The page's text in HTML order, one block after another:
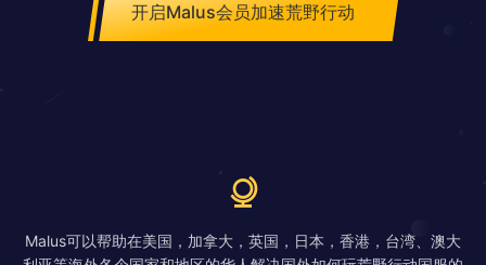
开启Malus会员加速荒野行动
Malus可以帮助在美国，加拿大，英国，日本，香港，台湾、澳大